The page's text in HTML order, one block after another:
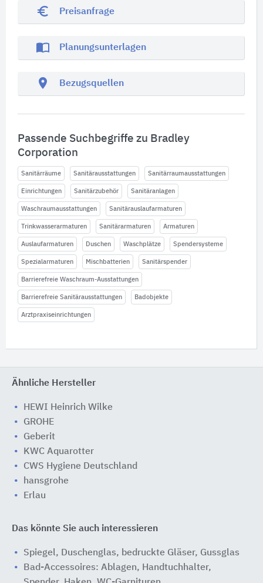
euro_symbol Preisanfrage
import_contacts Planungsunterlagen
location_on Bezugsquellen
Passende Suchbegriffe zu Bradley
Corporation
Sanitärräume Sanitärausstattungen Sanitärraumausstattungen
Einrichtungen Sanitärzubehör Sanitäranlagen
Waschraumausstattungen Sanitärauslaufarmaturen
Trinkwasserarmaturen Sanitärarmaturen Armaturen
Auslaufarmaturen Duschen Waschplätze Spendersysteme
Spezialarmaturen Mischbatterien Sanitärspender
Barrierefreie Waschraum-Ausstattungen
Barrierefreie Sanitärausstattungen Badobjekte
Arztpraxiseinrichtungen
Ähnliche Hersteller
HEWI Heinrich Wilke
GROHE
Geberit
KWC Aquarotter
CWS Hygiene Deutschland
hansgrohe
Erlau
Das könnte Sie auch interessieren
Spiegel, Duschenglas, bedruckte Gläser, Gussglas
Bad-Accessoires: Ablagen, Handtuchhalter,